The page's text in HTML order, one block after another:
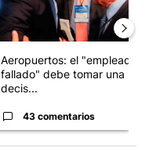
Aeropuertos: el "empleado
fallado" debe tomar una
decis...
43 comentarios